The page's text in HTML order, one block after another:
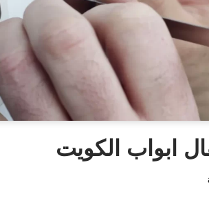
ابواب الكويت